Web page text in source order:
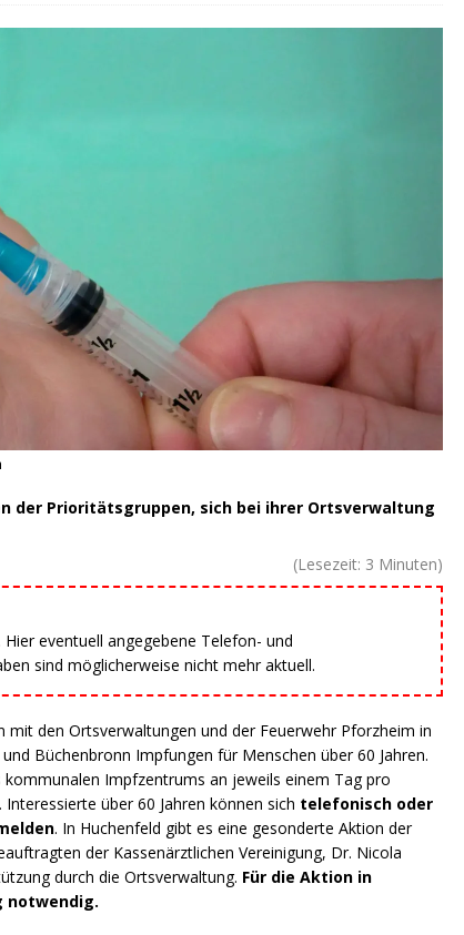
der Prioritätsgruppen, sich bei ihrer Ortsverwaltung
(Lesezeit: 3 Minuten)
eventuell angegebene Telefon- und
sind möglicherweise nicht mehr aktuell.
den Ortsverwaltungen und der Feuerwehr Pforzheim in
Büchenbronn Impfungen für Menschen über 60 Jahren.
Impfzentrums an jeweils einem Tag pro
über 60 Jahren können sich telefonisch oder
. In Huchenfeld gibt es eine gesonderte Aktion der
der Kassenärztlichen Vereinigung, Dr. Nicola
durch die Ortsverwaltung. Für die Aktion in
notwendig.